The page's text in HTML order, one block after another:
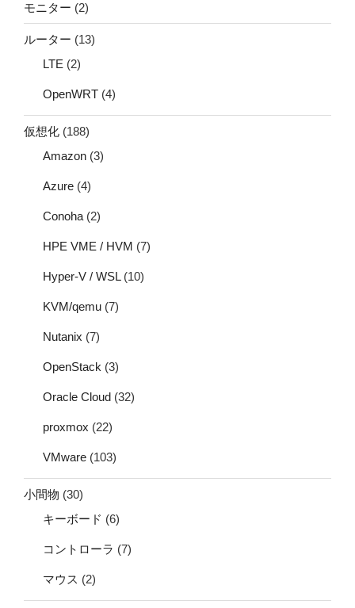
モニター (2)
ルーター (13)
LTE (2)
OpenWRT (4)
仮想化 (188)
Amazon (3)
Azure (4)
Conoha (2)
HPE VME / HVM (7)
Hyper-V / WSL(10)
KVM/qemu (7)
Nutanix (7)
OpenStack (3)
Oracle Cloud (32)
proxmox (22)
VMware (103)
小間物 (30)
キーボード (6)
コントローラ (7)
マウス (2)